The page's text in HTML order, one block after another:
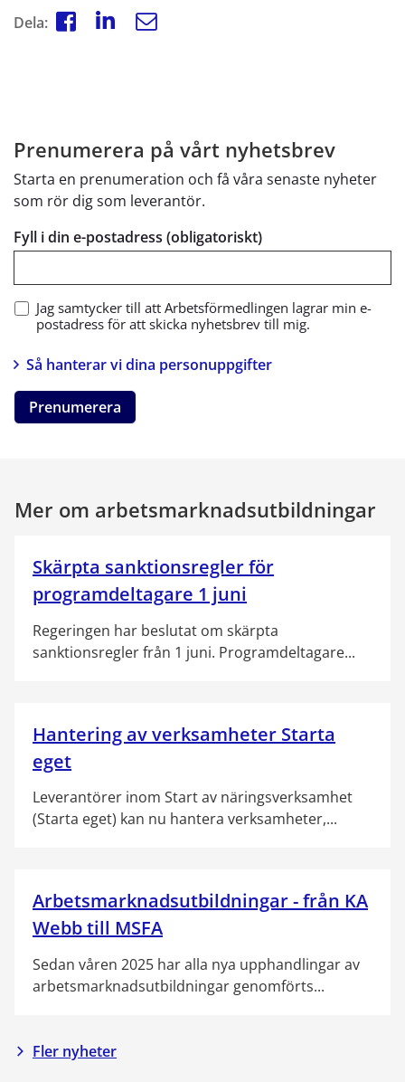
Dela:
Prenumerera på vårt nyhetsbrev
Starta en prenumeration och få våra senaste nyheter
som rör dig som leverantör.
Fyll i din e-postadress (obligatoriskt)
Jag samtycker till att Arbetsförmedlingen lagrar min e-
postadress för att skicka nyhetsbrev till mig.
Så hanterar vi dina personuppgifter
Prenumerera
Mer om arbetsmarknadsutbildningar
Skärpta sanktionsregler för
programdeltagare 1 juni
Regeringen har beslutat om skärpta
sanktionsregler från 1 juni. Programdeltagare...
Hantering av verksamheter Starta
eget
Leverantörer inom Start av näringsverksamhet
(Starta eget) kan nu hantera verksamheter,...
Arbetsmarknadsutbildningar - från KA
Webb till MSFA
Sedan våren 2025 har alla nya upphandlingar av
arbetsmarknadsutbildningar genomförts...
Fler nyheter